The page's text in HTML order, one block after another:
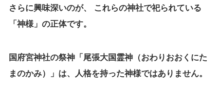
さらに興味深いのが、 これらの神社で祀られている
「神様」の正体です。
国府宮神社の祭神「尾張大国霊神（おわりおおくにた
まのかみ）」は、人格を持った神様ではありません。